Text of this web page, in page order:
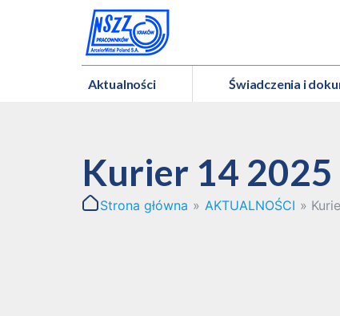
Aktualności Świadczenia i
Kurier 14 2025
Strona główna » AKTUALNOŚCI »